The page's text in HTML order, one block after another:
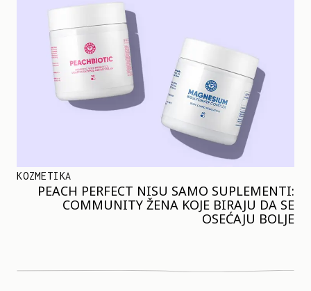
KOZMETIKA
PEACH PERFECT NISU SAMO SUPLEMENTI:
COMMUNITY ŽENA KOJE BIRAJU DA SE
OSEĆAJU BOLJE